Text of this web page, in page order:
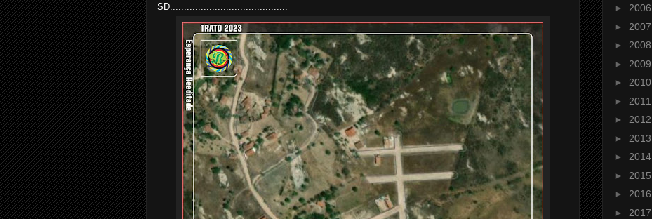
SD..........................................
► 2006
► 2007
► 2008
► 2009
► 2010
► 2011
► 2012
► 2013
► 2014
► 2015
► 2016
► 2017